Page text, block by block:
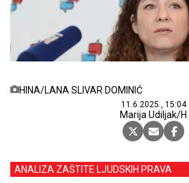
HINA/LANA SLIVAR DOMINIĆ
11.6.2025., 15:04
Marija Udiljak/H
ANALIZA ZAŠTITE LJUDSKIH PRAVA